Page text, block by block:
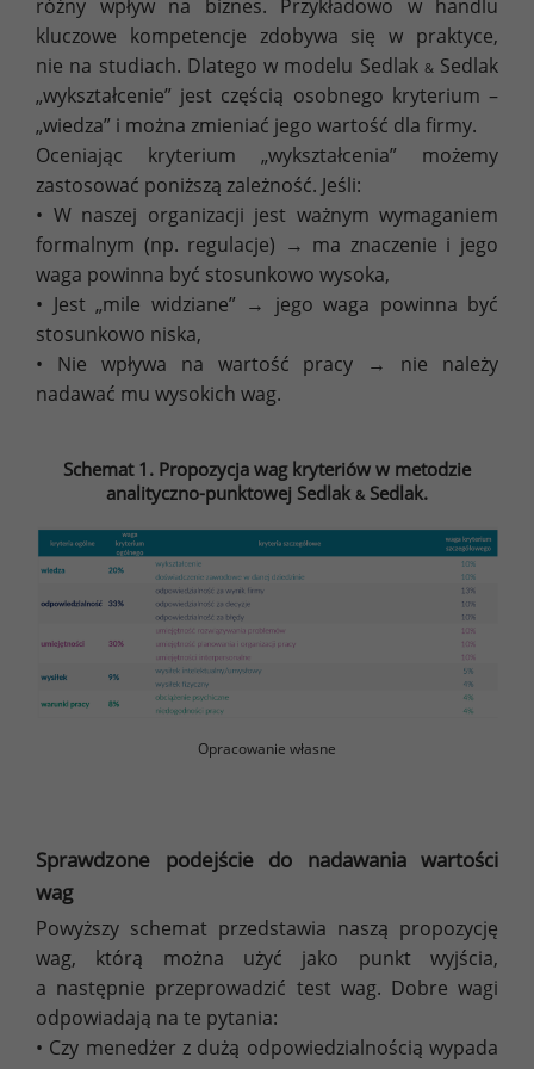
różny wpływ na biznes. Przykładowo w handlu
kluczowe kompetencje zdobywa się w praktyce,
nie na studiach. Dlatego w modelu Sedlak &Sedlak
„wykształcenie” jest częścią osobnego kryterium –
„wiedza” i można zmieniać jego wartość dla firmy.
Oceniając kryterium „wykształcenia” możemy
zastosować poniższą zależność. Jeśli:
• W naszej organizacji jest ważnym wymaganiem
formalnym (np. regulacje) → ma znaczenie i jego
waga powinna być stosunkowo wysoka,
• Jest „mile widziane” → jego waga powinna być
stosunkowo niska,
• Nie wpływa na wartość pracy → nie należy
nadawać mu wysokich wag.
Schemat 1. Propozycja wag kryteriów w metodzie
analityczno-punktowej Sedlak & Sedlak.
Opracowanie własne
Sprawdzone podejście do nadawania wartości
wag
Powyższy schemat przedstawia naszą propozycję
wag, którą można użyć jako punkt wyjścia,
a następnie przeprowadzić test wag. Dobre wagi
odpowiadają na te pytania:
• Czy menedżer z dużą odpowiedzialnością wypada